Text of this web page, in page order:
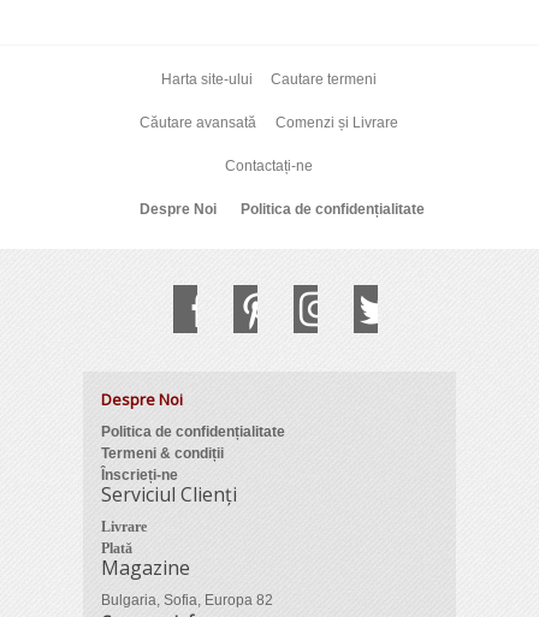
Harta site-ului Cautare termeni
Căutare avansată Comenzi și Livrare
Contactați-ne
Despre Noi Politica de confidențialitate
Despre Noi
Politica de confidențialitate
Termeni & condiții
Înscrieți-ne
Serviciul Clienți
Livrare
Plată
Magazine
Bulgaria, Sofia, Europa 82